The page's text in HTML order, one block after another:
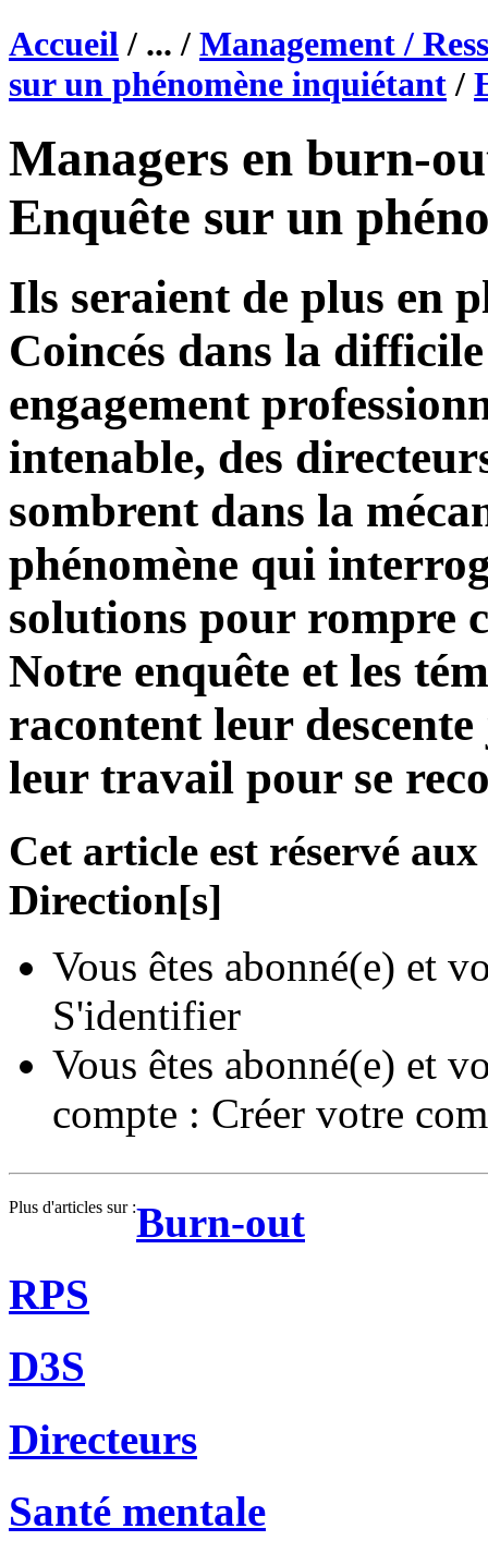
Accueil / ... / Management /
sur un phénomène inquiétant /
Managers en burn-
Enquête sur un
Ils seraient de plus en
Coincés dans la
engagement
intenable, des
sombrent dans la
phénomène qui
solutions pour rompre
Notre enquête et les
racontent leur
leur travail pour se
Cet article est réservé
Direction[s]
Vous êtes abonné(e) et
S'identifier
Vous êtes abonné(e) et
compte : Créer votre
Plus d'articles sur :Burn-out
RPS
D3S
Directeurs
Santé mentale